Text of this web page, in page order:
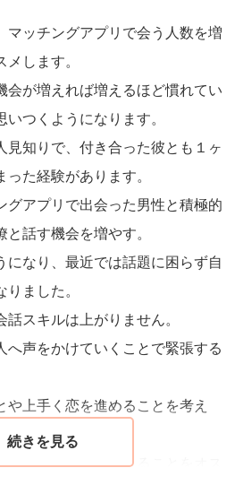
ル
きがちですが、相手の話に耳を傾
ことで、自然な会話のキャッチ
問を投げかけたり、相手の意見に
分自身の緊張をほぐすことにも
。デートは完璧である必要はあり
い部分があっても、それが親密
、自分や相手に対して寛容でいて
とが一番の魅力を引き出しま
ちが、ポジティブな雰囲気を作り
ようになるでしょう。
マッチングアプリで会う人数を増
します。
会が増えれば増えるほど慣れてい
つくようになります。
見知りで、付き合った彼とも１ヶ
た経験があります。
グアプリで出会った男性と積極的
話す機会を増やす。
になり、最近では話題に困らず自
ました。
話スキルは上がりません。
へ声をかけていくことで緊張する
や上手く恋を進めることを考え
手の様子を見る。
し、対人関係に慣れることをオス